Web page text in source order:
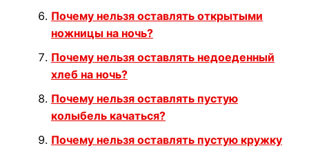
Почему нельзя оставлять открытыми
ножницы на ночь?
Почему нельзя оставлять недоеденный
хлеб на ночь?
Почему нельзя оставлять пустую
колыбель качаться?
Почему нельзя оставлять пустую кружку